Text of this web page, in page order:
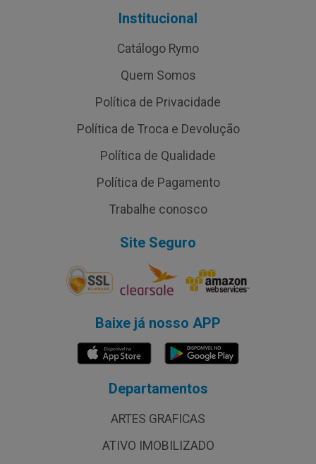
Institucional
Catálogo Rymo
Quem Somos
Política de Privacidade
Política de Troca e Devolução
Política de Qualidade
Política de Pagamento
Trabalhe conosco
Site Seguro
Baixe já nosso APP
Departamentos
ARTES GRAFICAS
ATIVO IMOBILIZADO